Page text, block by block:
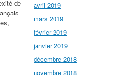
de
avril 2019
mars 2019
février 2019
janvier 2019
décembre 2018
novembre 2018